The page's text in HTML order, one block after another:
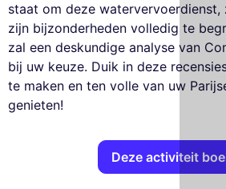
staat om deze watervervoerdienst,
zijn bijzonderheden volledig te
zal een deskundige analyse van
bij uw keuze. Duik in deze
te maken en ten volle van uw
genieten!
Deze activiteit